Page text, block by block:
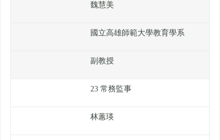
魏慧美
國立高雄師範大學教育學系
副教授
23 常務監事
林蕙瑛